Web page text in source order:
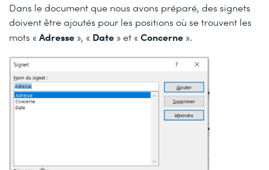
Dans le document que nous avons préparé, des signets
doivent être ajoutés pour les positions où se trouvent les
mots « Adresse », « Date » et « Concerne ».